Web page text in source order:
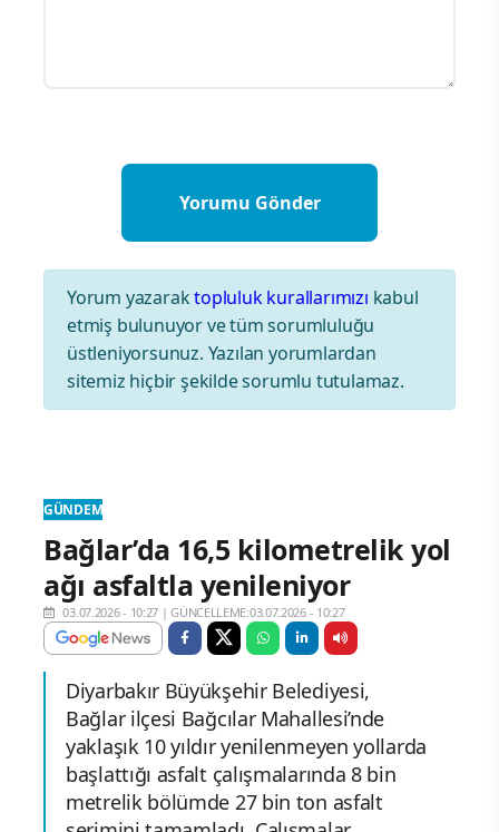
Yorum yazaraktopluluk kurallarımızı kabul
etmiş bulunuyor ve tüm sorumluluğu
üstleniyorsunuz. Yazılan yorumlardan
sitemiz hiçbir şekilde sorumlu tutulamaz.
GÜNDEM
Bağlar’da 16,5 kilometrelik yol
ağı asfaltla yenileniyor
03.07.2026 - 10:27 |GÜNCELLEME:03.07.2026 - 10:27
Diyarbakır Büyükşehir Belediyesi,
Bağlar ilçesi Bağcılar Mahallesi’nde
yaklaşık 10 yıldır yenilenmeyen yollarda
başlattığı asfalt çalışmalarında 8 bin
metrelik bölümde 27 bin ton asfalt